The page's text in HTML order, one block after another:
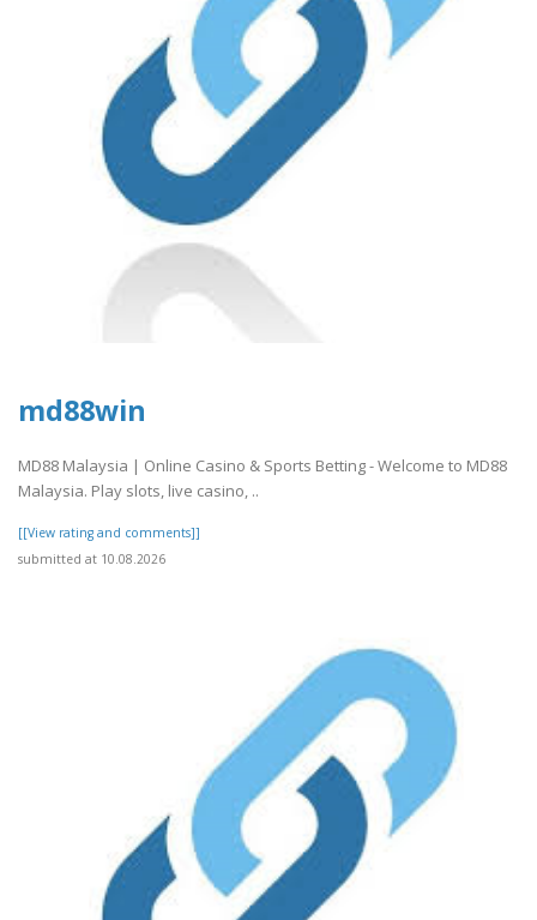
md88win
MD88 Malaysia | Online Casino & Sports Betting - Welcome to MD88
Malaysia. Play slots, live casino, ..
[[View rating and comments]]
submitted at 10.08.2026